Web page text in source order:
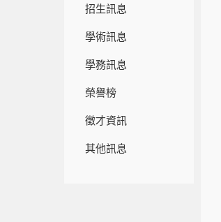
招生訊息
學術訊息
學務訊息
榮譽榜
徵才資訊
其他訊息